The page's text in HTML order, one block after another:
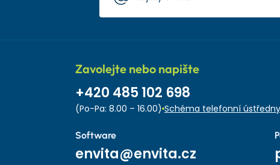
Zavolejte nebo napište
+420 485 102 698
(Po-Pa: 8.00 – 16.00) Schéma telefonní ústředny
Software
envita@envita.cz